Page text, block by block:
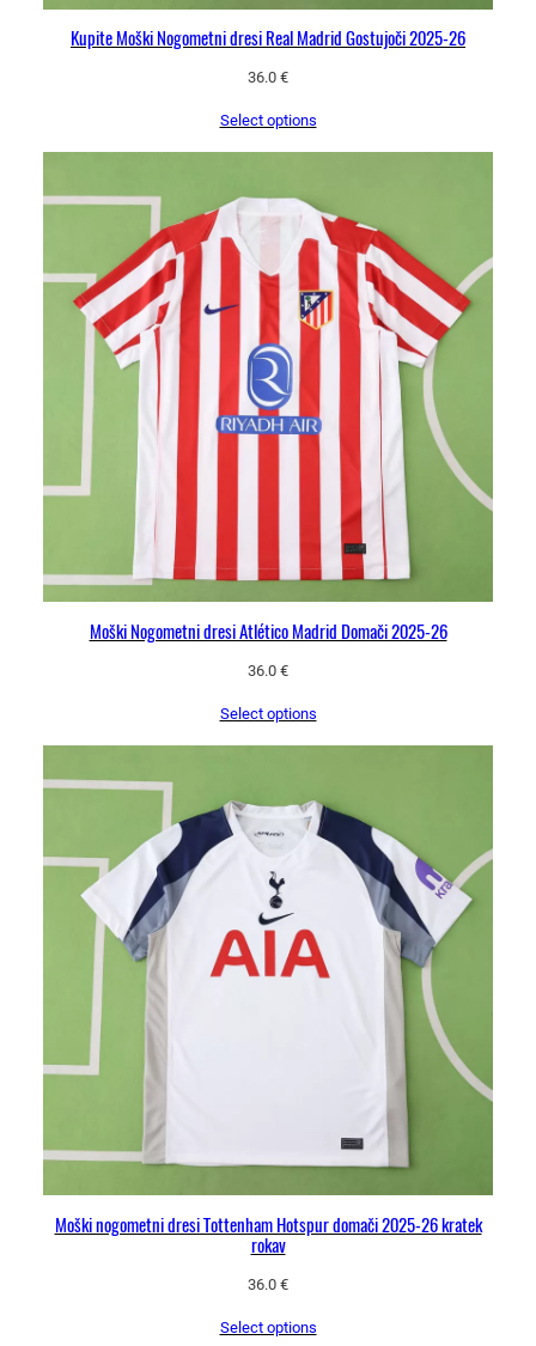
l
a
Kupite Moški Nogometni dresi Real Madrid Gostujoči 2025-26
36.0 €
Select options
Moški Nogometni dresi Atlético Madrid Domači 2025-26
36.0 €
Select options
Moški nogometni dresi Tottenham Hotspur domači 2025-26 kratek
rokav
36.0 €
Select options